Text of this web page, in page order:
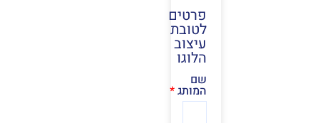
פרטים
לטובת
עיצוב
הלוגו
שם
המותג